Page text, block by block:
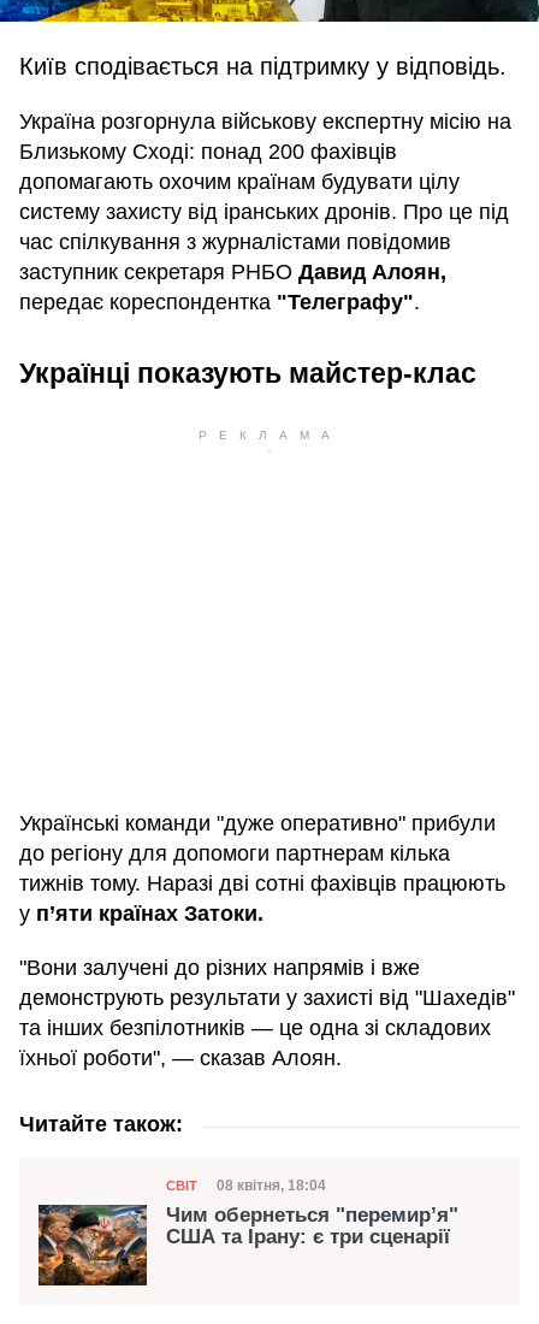
Київ сподівається на підтримку у відповідь.
Україна розгорнула військову експертну місію на
Близькому Сході: понад 200 фахівців
допомагають охочим країнам будувати цілу
систему захисту від іранських дронів. Про це під
час спілкування з журналістами повідомив
заступник секретаря РНБО Давид Алоян,
передає кореспондентка "Телеграфу".
Українці показують майстер-клас
Українські команди "дуже оперативно" прибули
до регіону для допомоги партнерам кілька
тижнів тому. Наразі дві сотні фахівців працюють
у п’яти країнах Затоки.
"Вони залучені до різних напрямів і вже
демонструють результати у захисті від "Шахедів"
та інших безпілотників — це одна зі складових
їхньої роботи", — сказав Алоян.
Читайте також:
Категорія
СВІТ Дата публікації
08 квітня, 18:04
Чим обернеться "перемир’я"
США та Ірану: є три сценарії